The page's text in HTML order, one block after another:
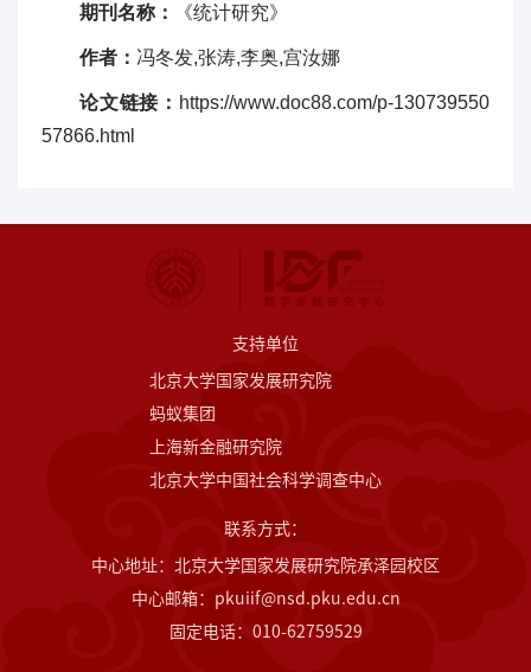
期刊名称： 《统计研究》
作者： 冯冬发,张涛,李奥,宫汝娜
论文链接： https://www.doc88.com/p-130739550
57866.html
支持单位
北京大学国家发展研究院
蚂蚁集团
上海新金融研究院
北京大学中国社会科学调查中心
联系方式：
中心地址：北京大学国家发展研究院承泽园校区
中心邮箱：pkuiif@nsd.pku.edu.cn
固定电话：010-62759529